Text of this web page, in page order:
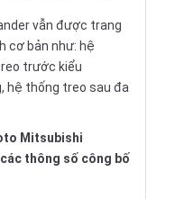
vẫn được trang
cơ bản như: hệ
trước kiểu
hệ thống treo sau đa
Mitsubishi
thông số công bố